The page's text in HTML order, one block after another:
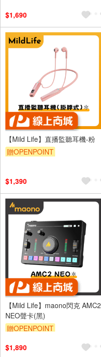
$1,690
【Mild Life】直播監聽耳機-粉
贈OPENPOINT
$1,390
【Mild Life】maono閃克 AMC2
NEO聲卡(黑)
贈OPENPOINT
$1,890